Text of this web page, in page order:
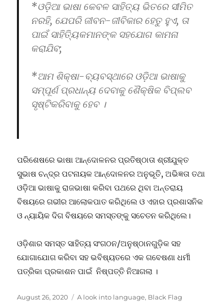
*ଓଡ଼ିଆ ଭାଷା କେବଳ ସାହିତ୍ୟ ଭିତରେ ସୀମିତ
ନରହି, ଯେପରି ଜୀବନ-ଜୀବିକାର ହେତୁ ହୁଏ, ତା
ପାଇଁ ସାହିତ୍ୟିକମାନଙ୍କ ସହଯୋଗ କାମନା
କରାଯିବ;
*ଆମ ଶିକ୍ଷା-ବ୍ୟବସ୍ଥାରେ ଓଡ଼ିଆ ଭାଷାକୁ
ସମ୍ପୂର୍ଣ ପ୍ରଧାନ୍ୟ ଦେବାକୁ ଶୈକ୍ଷିକ ବିପ୍ଲବ
ସୃଷ୍ଟିକରିବାକୁ ହେବ ।
ପରିଶେଷରେ ଭାଷା ଆନ୍ଦୋଳନର ପ୍ରତିଷ୍ଠାତା ଶ୍ରୀଯୁକ୍ତ
ସୁଭାଷ ଚନ୍ଦ୍ର ପଟନାୟକ ଆନ୍ଦୋଳନର ଅନୁଭୂତି, ଅଭିଜ୍ଞତା ତଥା
ଓଡ଼ିଆ ଭାଷାକୁ ରାଜଭାଷା କରିବା ପଥରେ ଥିବା ଅନ୍ତରାୟ
ବିଷୟରେ ଗଭୀର ଆଲୋକପାତ କରିଥିଲେ ଓ ଏହାର ପ୍ରଶାସନିକ
ଓ ନ୍ୟାୟିକ ଦିଗ ବିଷୟରେ ସମସ୍ତଙ୍କୁ ସଚେତନ କରିଥିଲେ।
ଓଡ଼ିଶାର ସମସ୍ତ ସାହିତ୍ୟ ସଂଗଠନ/ଅନୁଷ୍ଠାନଗୁଡ଼ିକ ସହ
ଯୋଗାଯୋଗ କରିବା ସହ ଭବିଷ୍ୟତରେ ଏକ ଗବେଷଣା ଧର୍ମୀ
ପତ୍ରିକା ପ୍ରକାଶନ ପାଇଁ ନିଷ୍ପତ୍ତି ନିଆଗଲା ।
Posted
August 26, 2020 Categories
A look into language, Black Flag